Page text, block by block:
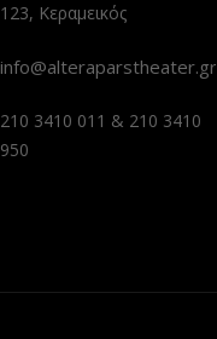
123, Κεραμεικός
info@alteraparstheater.gr
210 3410 011 & 210 3410
950